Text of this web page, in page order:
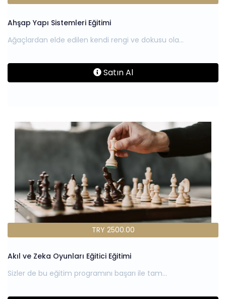
Ahşap Yapı Sistemleri Eğitimi
Satın Al
TRY 2500.00
Akıl ve Zeka Oyunları Eğitici Eğitimi